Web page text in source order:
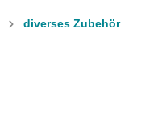
diverses Zubehör